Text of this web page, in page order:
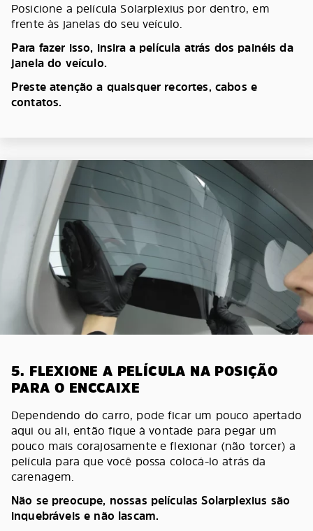
Posicione a película Solarplexius por dentro, em
frente às janelas do seu veículo.
Para fazer isso, insira a película atrás dos painéis da
janela do veículo.
Preste atenção a quaisquer recortes, cabos e
contatos.
5. FLEXIONE A PELÍCULA NA POSIÇÃO
PARA O ENCCAIXE
Dependendo do carro, pode ficar um pouco apertado
aqui ou ali, então fique à vontade para pegar um
pouco mais corajosamente e flexionar (não torcer) a
película para que você possa colocá-lo atrás da
carenagem.
Não se preocupe, nossas películas Solarplexius são
inquebráveis e não lascam.